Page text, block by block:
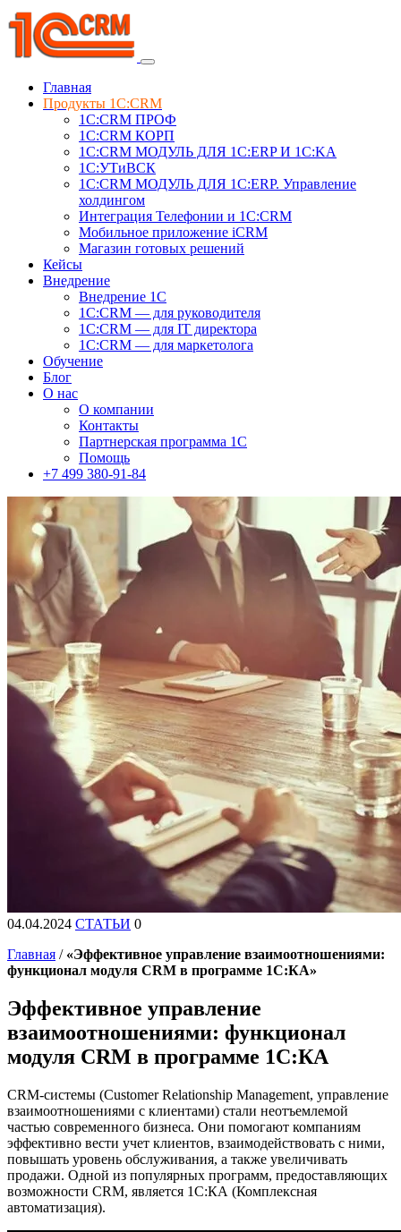
Главная
Продукты 1C:CRM
1С:CRM ПРОФ
1С:CRM КОРП
1С:CRM МОДУЛЬ ДЛЯ 1C:ERP И 1C:KA
1C:УТиВСК
1С:CRM МОДУЛЬ ДЛЯ 1C:ERP. Управление
холдингом
Интеграция Телефонии и 1C:CRM
Мобильное приложение iCRM
Магазин готовых решений
Кейсы
Внедрение
Внедрение 1C
1С:CRM — для руководителя
1С:CRM — для IT директора
1С:CRM — для маркетолога
Обучение
Блог
О нас
О компании
Контакты
Партнерская программа 1С
Помощь
+7 499 380-91-84
04.04.2024 СТАТЬИ 0
Главная / «Эффективное управление взаимоотношениями:
функционал модуля CRM в программе 1C:КА»
Эффективное управление
взаимоотношениями: функционал
модуля CRM в программе 1C:КА
CRM-системы (Customer Relationship Management, управление
взаимоотношениями с клиентами) стали неотъемлемой
частью современного бизнеса. Они помогают компаниям
эффективно вести учет клиентов, взаимодействовать с ними,
повышать уровень обслуживания, а также увеличивать
продажи. Одной из популярных программ, предоставляющих
возможности CRM, является 1C:КА (Комплексная
автоматизация).